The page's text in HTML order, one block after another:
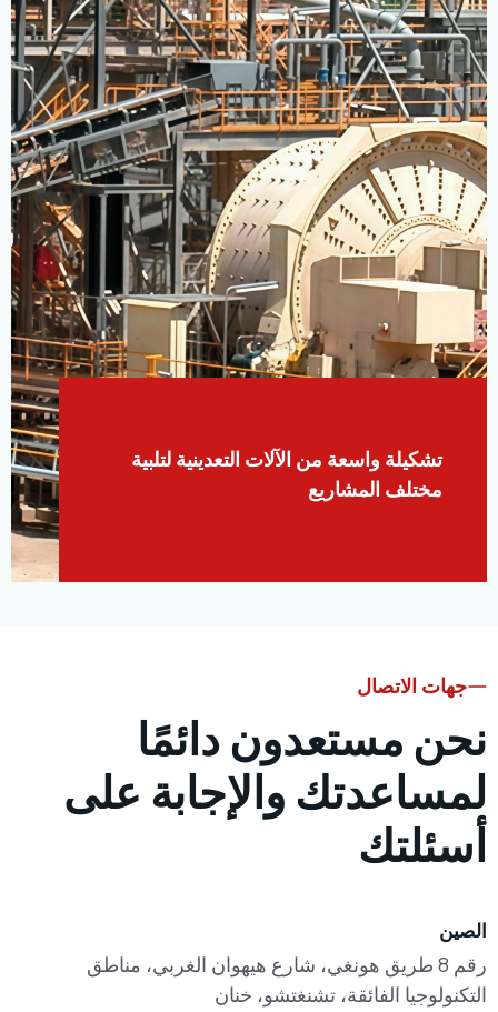
واسعة من الآلات التعدينية لتلبية
المشاريع
الاتصال
مستعدون دائمًا
والإجابة على
8 طريق هونغي، شارع هيهوان الغربي، مناطق
الفائقة، تشنغتشو، خنان